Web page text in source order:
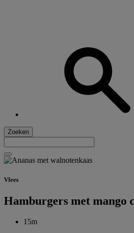
Zoeken
Vlees
Hamburgers met mango
15m